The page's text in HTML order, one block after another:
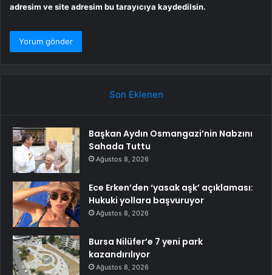
adresim ve site adresim bu tarayıcıya kaydedilsin.
Son Eklenen
Başkan Aydın Osmangazi’nin Nabzını
Sahada Tuttu
Ağustos 8, 2026
Ece Erken’den ‘yasak aşk’ açıklaması:
Hukuki yollara başvuruyor
Ağustos 8, 2026
Bursa Nilüfer’e 7 yeni park
kazandırılıyor
Ağustos 8, 2026